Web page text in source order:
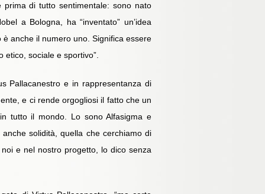
prima di tutto sentimentale: sono nato
a Bologna, ha “inventato” un’idea
è anche il numero uno. Significa essere
sociale e sportivo”.
Pallacanestro e in rappresentanza di
e ci rende orgogliosi il fatto che un
tutto il mondo. Lo sono Alfasigma e
solidità, quella che cerchiamo di
e nel nostro progetto, lo dico senza